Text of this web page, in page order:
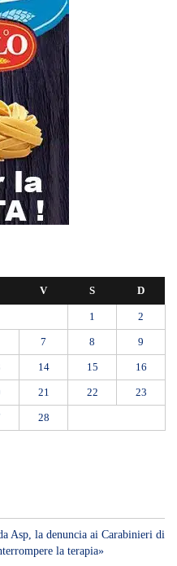
V S D
1 2
7 8 9
14 15 16
21 22 23
28
Asp, la denuncia ai Carabinieri di
la terapia»